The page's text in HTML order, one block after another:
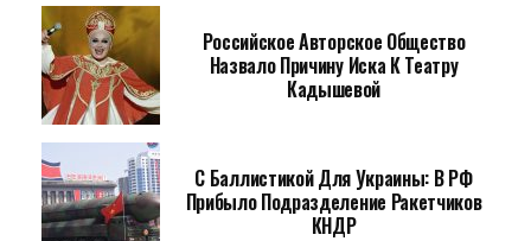
Российское Авторское Общество
Назвало Причину Иска К Театру
Кадышевой
С Баллистикой Для Украины: В РФ
Прибыло Подразделение Ракетчиков
КНДР